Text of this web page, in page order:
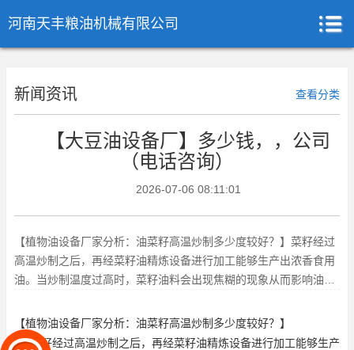
河南天丰粮油机械有限公司
新闻资讯 查看分类
【大豆油设备厂】多少钱，，公司
（电话咨询）
2026-07-06 08:11:01
【植物油设备厂家分析：油菜籽高温炒制多少度较好？】菜籽经过
高温炒制之后，再经菜籽油精炼设备进行加工能够生产出浓香食用
油。当炒制温度过高时，菜籽油料会出现焦糊的现象从而影响油脂
【植物油设备厂家分析：油菜籽高温炒制多少度较好？】
菜籽经过高温炒制之后，再经菜籽油精炼设备进行加工能够生产